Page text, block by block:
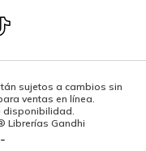
sujetos a cambios sin
ventas en línea.
disponibilidad.
Librerías Gandhi